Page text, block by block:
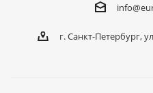
г. Санкт-Петербург,